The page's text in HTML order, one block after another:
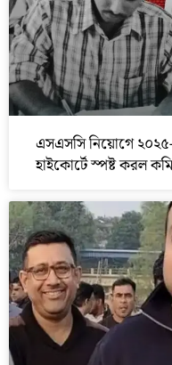
এসএসসি নিয়োগে
হাইকোর্টে স্পষ্ট করল